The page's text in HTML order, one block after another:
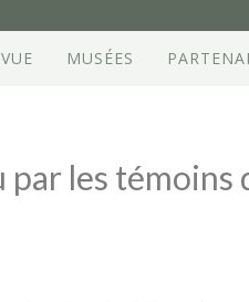
MUSÉES
les témoins